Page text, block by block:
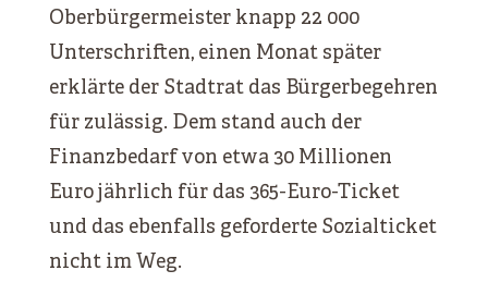
Oberbürgermeister knapp 22 000
Unterschriften, einen Monat später
erklärte der Stadtrat das Bürgerbegehren
für zulässig. Dem stand auch der
Finanzbedarf von etwa 30 Millionen
Euro jährlich für das 365-Euro-Ticket
und das ebenfalls geforderte Sozialticket
nicht im Weg.